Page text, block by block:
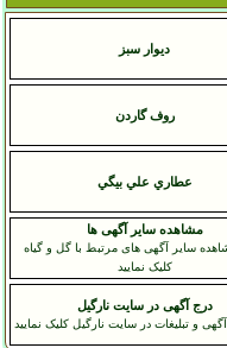
دیوار سبز
روف گاردن
عطاري علي بيگي
مشاهده سایر آگهی ها
سایر آگهی های مرتبط با گل و گیاه
کلیک نمایید
درج آگهی در سایت نارگیل
و تبلیغات در سایت نارگیل کلیک نمایید